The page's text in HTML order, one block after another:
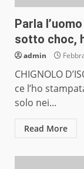
Parla
sotto choc,
admin
CHIGNOLO
ce l’ho
solo nei...
Read More